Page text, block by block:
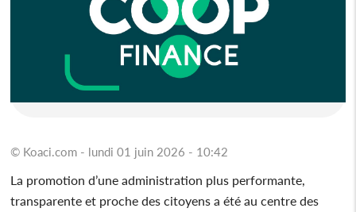
© Koaci.com - lundi 01 juin 2026 - 10:42
La promotion d’une administration plus performante,
transparente et proche des citoyens a été au centre des